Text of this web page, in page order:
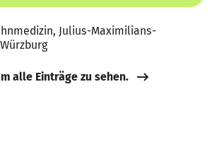
Julius-Maximilians-
alle Einträge zu sehen.